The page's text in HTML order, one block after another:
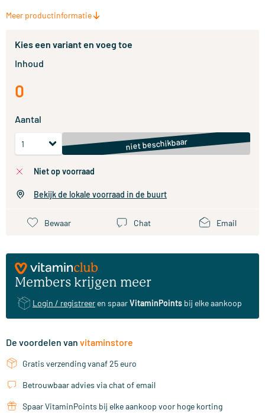
Meer productinformatie
Kies een variant en voeg toe
Inhoud
0
Aantal
niet beschikbaar
niet op voorraad
Bekijk de lokale voorraad in de buurt
Bewaar Chat Email
Members krijgen meer
Login / registreer en spaarVitaminPoints bij elke aankoop
De voordelen van vitaminstore
Gratis verzending vanaf 25 euro
Betrouwbaar advies via chat of email
Spaar VitaminPoints bij elke aankoop voor hoge korting